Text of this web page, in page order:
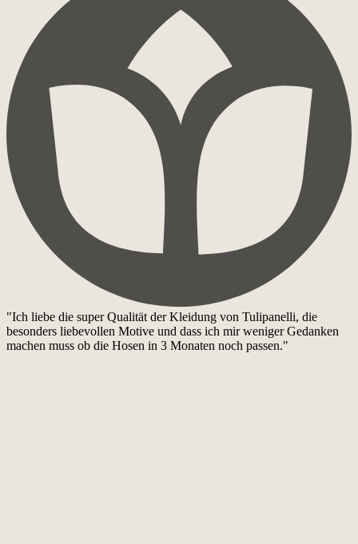
"Ich liebe die super Qualität der Kleidung von Tulipanelli, die
besonders liebevollen Motive und dass ich mir weniger Gedanken
machen muss ob die Hosen in 3 Monaten noch passen."